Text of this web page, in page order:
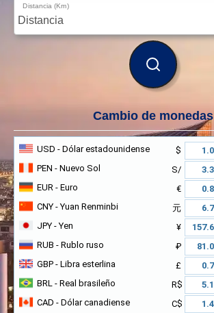
Distancia (Km)
BUSCAR
Cambio de monedas
USD - Dólar estadounidense
$
PEN - Nuevo Sol
S/
EUR - Euro
€
CNY - Yuan Renminbi
元
JPY - Yen
¥
RUB - Rublo ruso
₽
GBP - Libra esterlina
£
BRL - Real brasileño
R$
CAD - Dólar canadiense
C$